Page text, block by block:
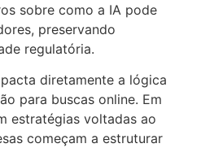
sobre como a IA pode
preservando
regulatória.
diretamente a lógica
para buscas online. Em
estratégias voltadas ao
começam a estruturar